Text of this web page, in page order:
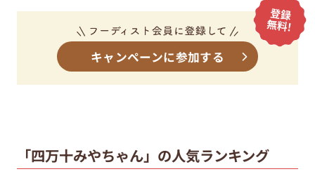
キャンペーンに参加する
「四万十みやちゃん」の人気ランキング